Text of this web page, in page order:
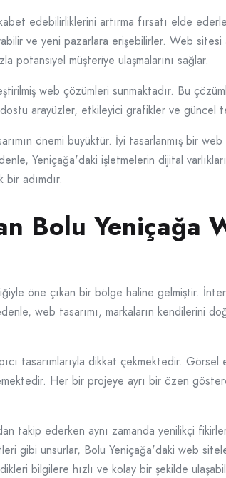
edebilirliklerini artırma fırsatı elde
ve yeni pazarlara erişebilirler. Web sitesi
potansiyel müşteriye ulaşmalarını sağlar.
web çözümleri sunmaktadır. Bu
arayüzler, etkileyici grafikler ve güncel
önemi büyüktür. İyi tasarlanmış bir
Yeniçağa'daki işletmelerin dijital
adımdır.
Bolu Yeniçağa
öne çıkan bir bölge haline gelmiştir.
web tasarımı, markaların kendilerini
tasarımlarıyla dikkat çekmektedir.
Her bir projeye ayrı bir özen
takip ederken aynı zamanda yenilikçi
gibi unsurlar, Bolu Yeniçağa'daki web
bilgilere hızlı ve kolay bir şekilde